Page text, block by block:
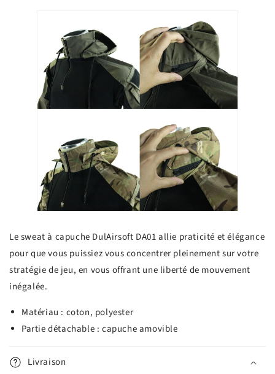
Le sweat à capuche DulAirsoft DA01 allie praticité et élégance
pour que vous puissiez vous concentrer pleinement sur votre
stratégie de jeu, en vous offrant une liberté de mouvement
inégalée.
Matériau : coton, polyester
Partie détachable : capuche amovible
Livraison